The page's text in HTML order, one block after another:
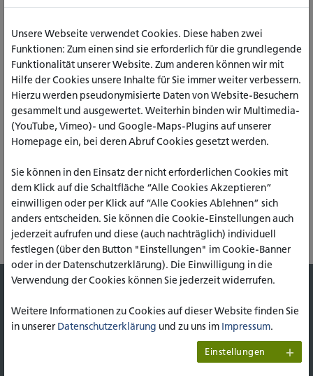
ALLE INHALTE AUFKLAPPEN
Prof. Dr. Klaus Hartmann
Professor für Sozialpolitik, Soziologie und Sozialökonomie
Paderborn, Sozialwesen
+49 5251 1225-89
k.hartmann(at)katho-nrw.de
DRUCKEN
JOBS & KARRIERE
Unsere Webseite verwendet Cookies. Diese haben zwei
Funktionen: Zum einen sind sie erforderlich für die grundlegende
Funktionalität unserer Website. Zum anderen können wir mit
Hilfe der Cookies unsere Inhalte für Sie immer weiter verbessern.
Hierzu werden pseudonymisierte Daten von Website-Besuchern
gesammelt und ausgewertet. Weiterhin binden wir Multimedia-
(YouTube, Vimeo)- und Google-Maps-Plugins auf unserer
Homepage ein, bei deren Abruf Cookies gesetzt werden.
Sie können in den Einsatz der nicht erforderlichen Cookies mit
dem Klick auf die Schaltfläche “Alle Cookies Akzeptieren”
einwilligen oder per Klick auf “Alle Cookies Ablehnen” sich
anders entscheiden. Sie können die Cookie-Einstellungen auch
jederzeit aufrufen und diese (auch nachträglich) individuell
festlegen (über den Button "Einstellungen" im Cookie-Banner
oder in der Datenschutzerklärung). Die Einwilligung in die
Verwendung der Cookies können Sie jederzeit widerrufen.
Weitere Informationen zu Cookies auf dieser Website finden Sie
in unserer Datenschutzerklärung und zu uns im Impressum.
Einstellungen